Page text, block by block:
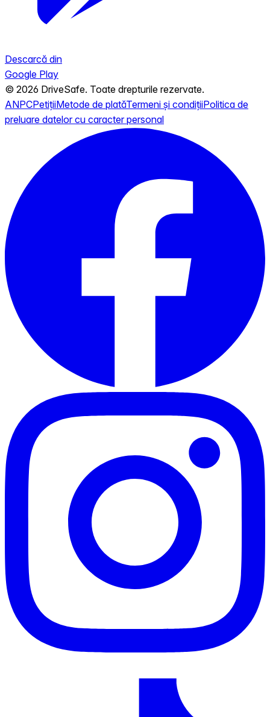
Descarcă din
Google Play
© 2026 DriveSafe. Toate drepturile rezervate.
ANPCPetițiiMetode de platăTermeni și condițiiPolitica de
preluare datelor cu caracter personal